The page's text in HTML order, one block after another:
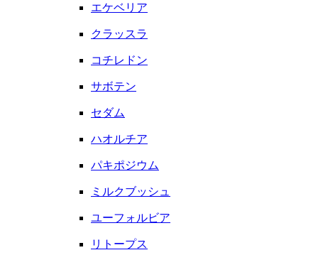
エケベリア
クラッスラ
コチレドン
サボテン
セダム
ハオルチア
パキポジウム
ミルクブッシュ
ユーフォルビア
リトープス